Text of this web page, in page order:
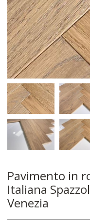
Pavimento in
Italiana
Venezia